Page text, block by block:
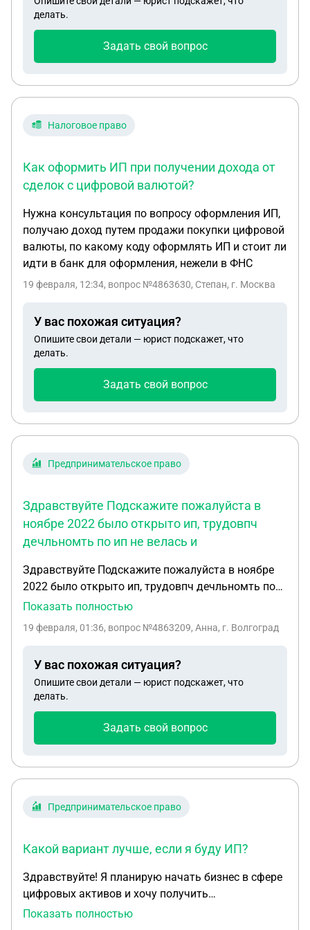
делать.
Задать свой вопрос
Налоговое право
Как оформить ИП при получении дохода от
сделок с цифровой валютой?
Нужна консультация по вопросу оформления ИП,
получаю доход путем продажи покупки цифровой
валюты, по какому коду оформлять ИП и стоит ли
идти в банк для оформления, нежели в ФНС
19 февраля, 12:34, вопрос №4863630, Степан, г. Москва
У вас похожая ситуация?
Опишите свои детали — юрист подскажет, что
делать.
Задать свой вопрос
Предпринимательское право
Здравствуйте Подскажите пожалуйста в
ноябре 2022 было открыто ип, трудовпч
дечльномть по ип не велась и
Здравствуйте Подскажите пожалуйста в ноябре
2022 было открыто ип, трудовпч дечльномть по
ип не велась и никакие доходы я не вела, на каких
взносы если я работала официально была
Показать полностью
19 февраля, 01:36, вопрос №4863209, Анна, г. Волгоград
У вас похожая ситуация?
Опишите свои детали — юрист подскажет, что
делать.
Задать свой вопрос
Предпринимательское право
Какой вариант лучше, если я буду ИП?
Здравствуйте! Я планирую начать бизнес в сфере
цифровых активов и хочу получить
профессиональную консультацию по
Показать полностью